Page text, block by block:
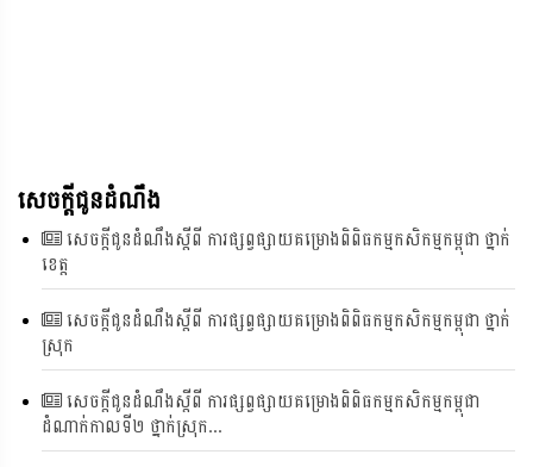
សេចក្តីជូនដំណឹង
សេចក្តីជូនដំណឹងស្តីពី ការផ្សព្វផ្សាយគម្រោងពិពិធកម្មកសិកម្មកម្ពុជា ថ្នាក់
ខេត្ត
សេចក្តីជូនដំណឹងស្តីពី ការផ្សព្វផ្សាយគម្រោងពិពិធកម្មកសិកម្មកម្ពុជា ថ្នាក់
ស្រុក
សេចក្តីជូនដំណឹងស្តីពី ការផ្សព្វផ្សាយគម្រោងពិពិធកម្មកសិកម្មកម្ពុជា
ដំណាក់កាលទី២ ថ្នាក់ស្រុក...